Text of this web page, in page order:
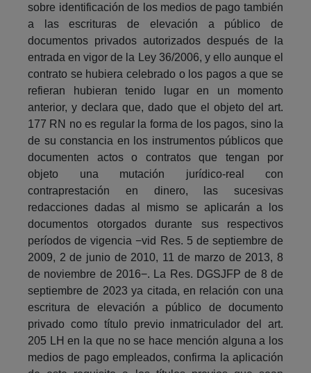
sobre identificación de los medios de pago también
a las escrituras de elevación a público de
documentos privados autorizados después de la
entrada en vigor de la Ley 36/2006, y ello aunque el
contrato se hubiera celebrado o los pagos a que se
refieran hubieran tenido lugar en un momento
anterior, y declara que, dado que el objeto del art.
177 RN no es regular la forma de los pagos, sino la
de su constancia en los instrumentos públicos que
documenten actos o contratos que tengan por
objeto una mutación jurídico-real con
contraprestación en dinero, las sucesivas
redacciones dadas al mismo se aplicarán a los
documentos otorgados durante sus respectivos
períodos de vigencia −vid Res. 5 de septiembre de
2009, 2 de junio de 2010, 11 de marzo de 2013, 8
de noviembre de 2016−. La Res. DGSJFP de 8 de
septiembre de 2023 ya citada, en relación con una
escritura de elevación a público de documento
privado como título previo inmatriculador del art.
205 LH en la que no se hace mención alguna a los
medios de pago empleados, confirma la aplicación